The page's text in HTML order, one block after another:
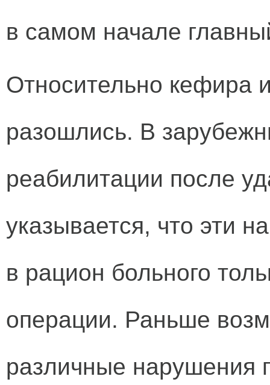
в самом начале
Относительно кефира
разошлись. В
реабилитации после
указывается, что эти
в рацион больного
операции. Раньше
различные нарушения